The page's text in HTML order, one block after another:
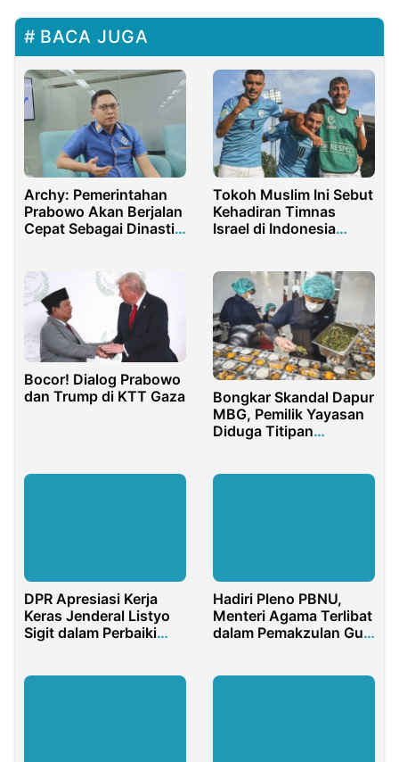
BACA JUGA
Archy: Pemerintahan
Prabowo Akan Berjalan
Cepat Sebagai Dinasti
Tokoh Muslim Ini Sebut
Kehadiran Timnas
Israel di Indonesia
Bocor! Dialog Prabowo
dan Trump di KTT Gaza
Bongkar Skandal Dapur
MBG, Pemilik Yayasan
Diduga Titipan
DPR Apresiasi Kerja
Keras Jenderal Listyo
Sigit dalam Perbaiki
Hadiri Pleno PBNU,
Menteri Agama Terlibat
dalam Pemakzulan Gus